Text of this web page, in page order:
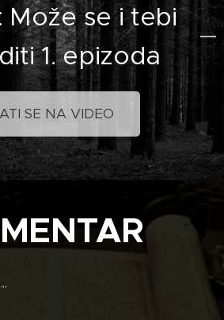
Može se i tebi
1. epizoda
SE NA VIDEO